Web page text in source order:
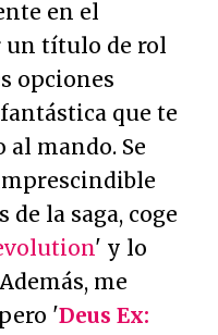
en el
un título de rol
opciones
que te
mando. Se
la saga, coge
' y lo
me
'Deus Ex: